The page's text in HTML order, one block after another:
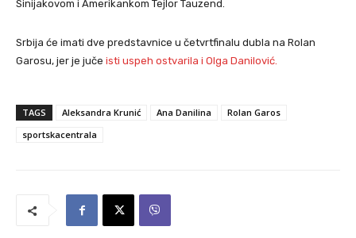
Sinijakovom i Amerikankom Tejlor Tauzend.
Srbija će imati dve predstavnice u četvrtfinalu dubla na Rolan
Garosu, jer je juče isti uspeh ostvarila i Olga Danilović.
TAGS Aleksandra Krunić Ana Danilina
Rolan Garos
sportskacentrala